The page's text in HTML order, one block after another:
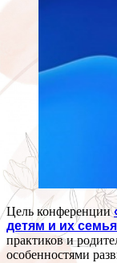
Цель конференции
детям и их
практиков и
особенностями